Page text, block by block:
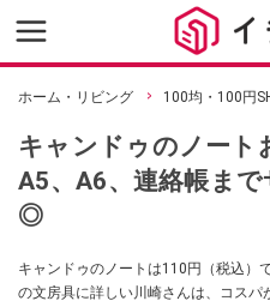
ホーム・リビング 100均・100円
キャンドゥのノート
A5、A6、連絡帳ま
◎
キャンドゥのノートは110円（税込）
の文房具に詳しい川崎さんは、コス